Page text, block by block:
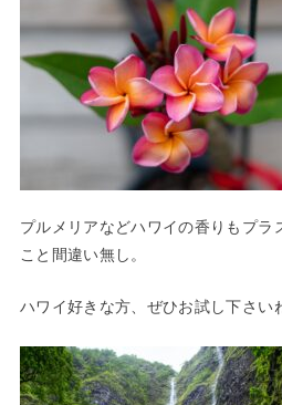
プルメリアなどハワイの香りもプラ
こと間違い無し。
ハワイ好きな方、ぜひお試し下さい